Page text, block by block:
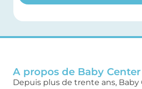
A propos de Baby Center
Depuis plus de trente ans, Baby